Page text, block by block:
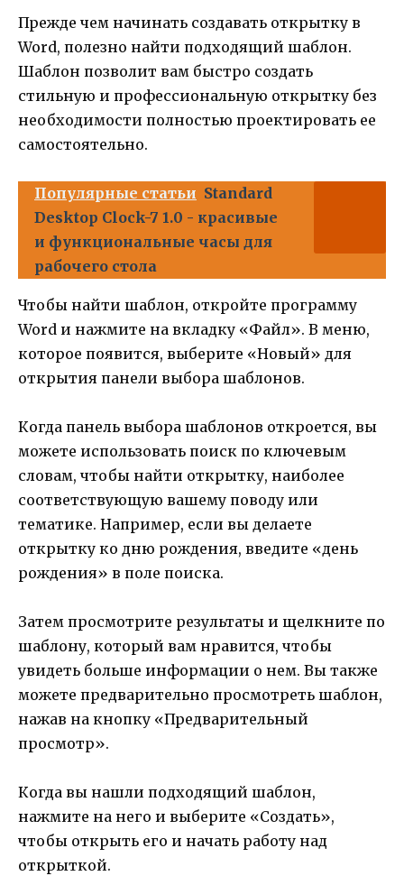
Прежде чем начинать создавать открытку в
Word, полезно найти подходящий шаблон.
Шаблон позволит вам быстро создать
стильную и профессиональную открытку без
необходимости полностью проектировать ее
самостоятельно.
Популярные статьи Standard
Desktop Clock-7 1.0 - красивые
и функциональные часы для
рабочего стола
Чтобы найти шаблон, откройте программу
Word и нажмите на вкладку «Файл». В меню,
которое появится, выберите «Новый» для
открытия панели выбора шаблонов.
Когда панель выбора шаблонов откроется, вы
можете использовать поиск по ключевым
словам, чтобы найти открытку, наиболее
соответствующую вашему поводу или
тематике. Например, если вы делаете
открытку ко дню рождения, введите «день
рождения» в поле поиска.
Затем просмотрите результаты и щелкните по
шаблону, который вам нравится, чтобы
увидеть больше информации о нем. Вы также
можете предварительно просмотреть шаблон,
нажав на кнопку «Предварительный
просмотр».
Когда вы нашли подходящий шаблон,
нажмите на него и выберите «Создать»,
чтобы открыть его и начать работу над
открыткой.